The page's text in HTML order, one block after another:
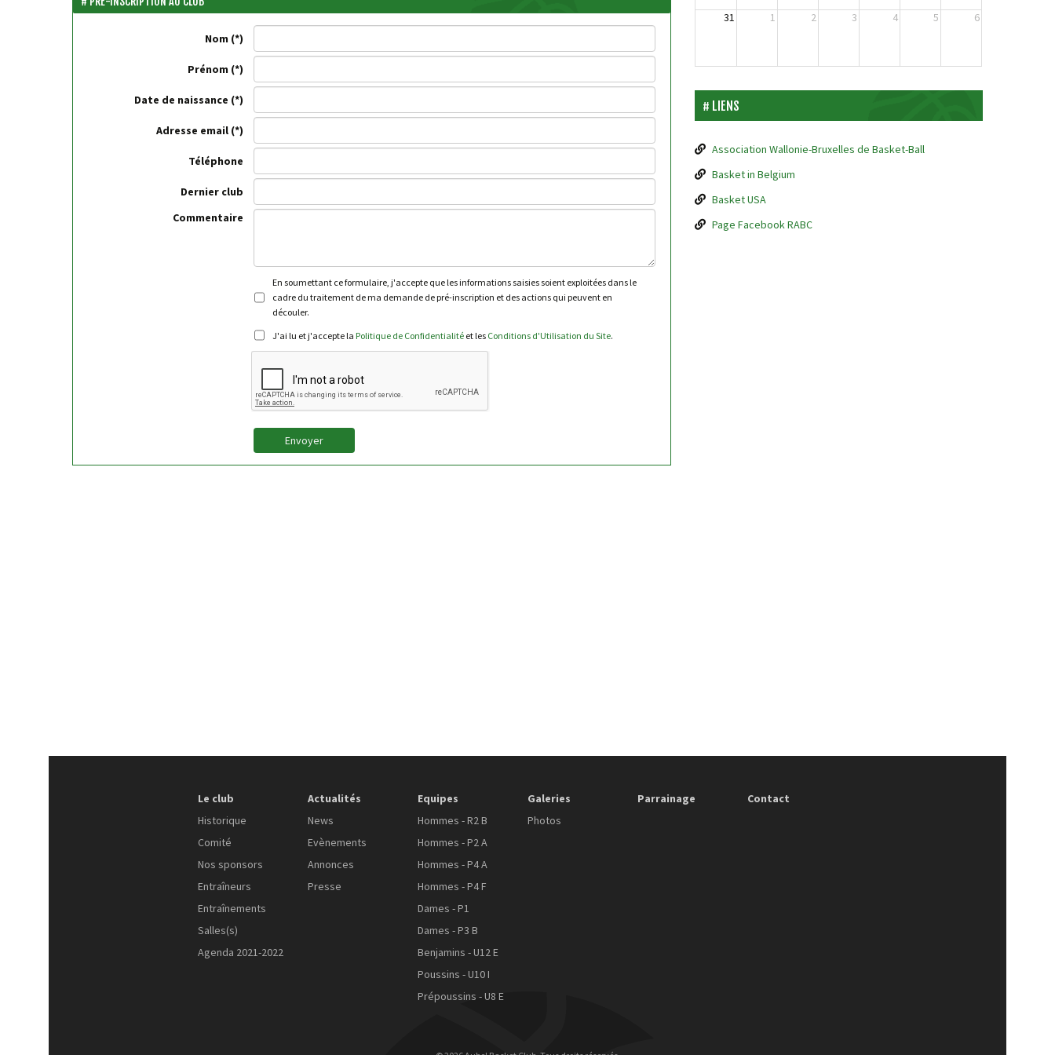
Nom
Prénom
Date de naissance
Adresse email
Téléphone
Dernier club
Commentaire
En soumettant ce formulaire, j'accepte que les informations saisies soient exploitées dans le
cadre du traitement de ma demande de pré-inscription et des actions qui peuvent en
découler.
J'ai lu et j'accepte la Politique de Confidentialitéet les Conditions d'Utilisation du Site.
Envoyer
31 1 2 3 4 5 6
LIENS
Association Wallonie-Bruxelles de Basket-Ball
Basket in Belgium
Basket USA
Page Facebook RABC
Le club
Historique
Comité
Nos sponsors
Entraîneurs
Entraînements
Salles(s)
Agenda 2021-2022
Actualités
News
Evènements
Annonces
Presse
Equipes
Hommes - R2 B
Hommes - P2 A
Hommes - P4 A
Hommes - P4 F
Dames - P1
Dames - P3 B
Benjamins - U12 E
Poussins - U10 I
Prépoussins - U8 E
Galeries
Photos
Parrainage Contact